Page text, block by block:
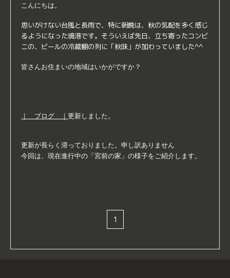
こんにちは。
思いがけない台風と長雨で、特に朝晩は、秋の気配を多く感じ
るようになった境港です。そういえば先日、立ち寄ったコンビ
ニの、ビールの冷蔵棚の列に「秋味」が加わっていました^^
皆さんお住まいの地域はいかがですか？
｜ ブログ ｜ 更新しました。
更新が長らく滞っておりました。申し訳ありません
今回は、現在進行中の「宮前の家」の様子をご紹介します。
1